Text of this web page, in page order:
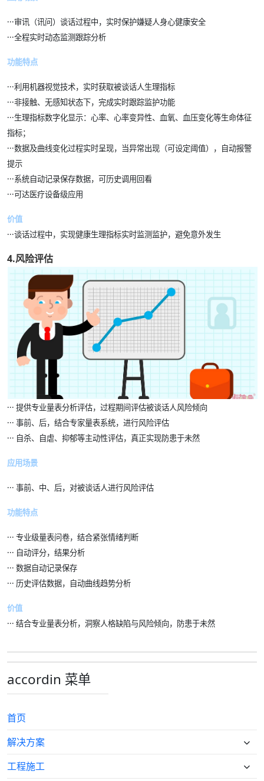
···审讯（讯问）谈话过程中，实时保护嫌疑人身心健康安全
···全程实时动态监测跟踪分析
功能特点
···利用机器视觉技术，实时获取被谈话人生理指标
···非接触、无感知状态下，完成实时跟踪监护功能
···生理指标数字化显示：心率、心率变异性、血氧、血压变化等生命体征
指标；
···数据及曲线变化过程实时呈现，当异常出现（可设定阈值），自动报警
提示
···系统自动记录保存数据，可历史调用回看
···可达医疗设备级应用
价值
···谈话过程中，实现健康生理指标实时监测监护，避免意外发生
4.风险评估
··· 提供专业量表分析评估，过程期间评估被谈话人风险倾向
··· 事前、后，结合专家量表系统，进行风险评估
··· 自杀、自虐、抑郁等主动性评估，真正实现防患于未然
应用场景
··· 事前、中、后，对被谈话人进行风险评估
功能特点
··· 专业级量表问卷，结合紧张情绪判断
··· 自动评分，结果分析
··· 数据自动记录保存
··· 历史评估数据，自动曲线趋势分析
价值
··· 结合专业量表分析，洞察人格缺陷与风险倾向，防患于未然
accordin 菜单
首页
解决方案
工程施工